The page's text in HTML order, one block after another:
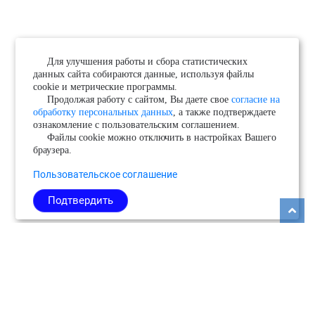
Для улучшения работы и сбора статистических
данных сайта собираются данные, используя файлы
cookie и метрические программы.
Продолжая работу с сайтом, Вы даете своесогласие на
обработку персональных данных, а также подтверждаете
ознакомление с пользовательским соглашением.
Файлы cookie можно отключить в настройках Вашего
браузера.
Пользовательское соглашение
Подтвердить